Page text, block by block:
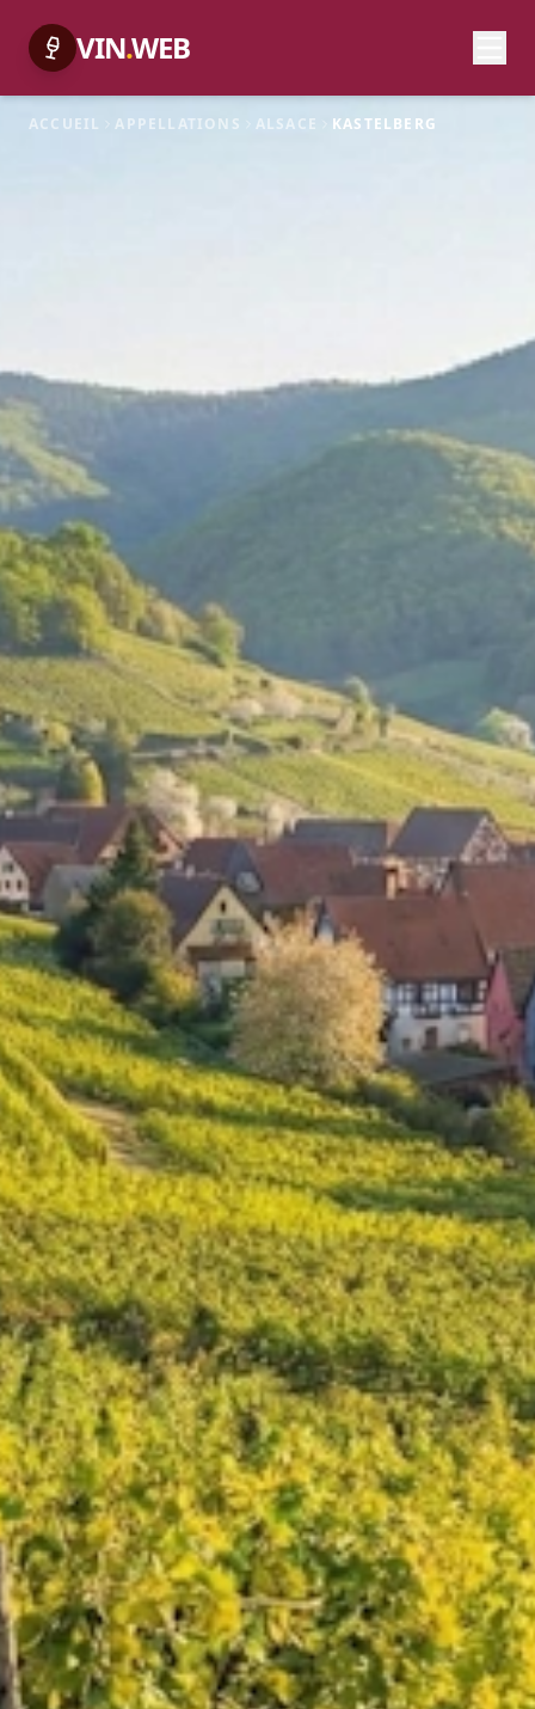
VIN.WEB
ACCUEIL APPELLATIONS ALSACE KASTELBERG